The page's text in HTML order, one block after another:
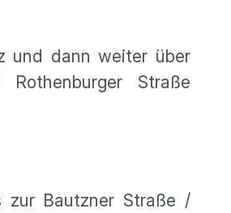
und dann weiter über
Straße
zur Bautzner Straße /